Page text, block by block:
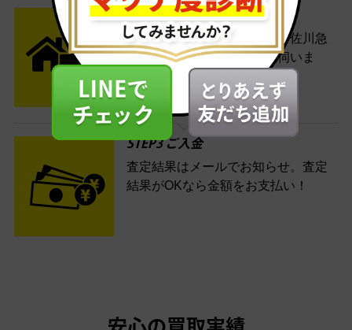
STEP2 発送
送料無料でご自宅から発送！佐川急
便がご自宅まで引き取りに伺いま
STEP3 ご入金
査定結果はメールでお知らせ。査定
結果がOKなら金額をお支払い！